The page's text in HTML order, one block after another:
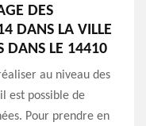
DES
DANS LA VILLE
DANS LE 14410
au niveau des
est possible de
Pour prendre en